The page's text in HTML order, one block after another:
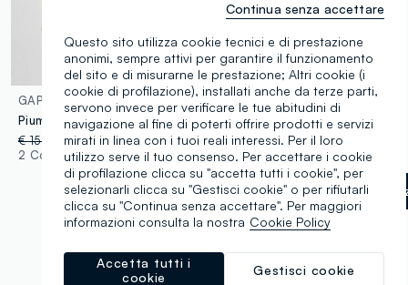
GAP
Piumino con cappuccio e logo GAP
€ 159,95-70%€ 47,98
2 Colori
GAP
Shacket utility in misto lana
€ 189,95 -70%€ 56,98
1 Colori
Grigio granite
Questo sito utilizza cookie tecnici e di prestazione
anonimi, sempre attivi per garantire il funzionamento
del sito e di misurarne le prestazione; Altri cookie (i
cookie di profilazione), installati anche da terze parti,
servono invece per verificare le tue abitudini di
navigazione al fine di poterti offrire prodotti e servizi
mirati in linea con i tuoi reali interessi. Per il loro
utilizzo serve il tuo consenso. Per accettare i cookie
di profilazione clicca su "accetta tutti i cookie", per
selezionarli clicca su "Gestisci cookie" o per rifiutarli
clicca su "Continua senza accettare". Per maggiori
informazioni consulta la nostra Cookie Policy
Gestisci cookie
Accetta tutti i
cookie
Continua senza accettare